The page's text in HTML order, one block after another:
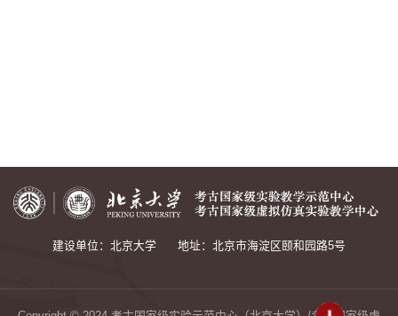
建设单位：北京大学 地址：北京市海淀区颐和园路5号